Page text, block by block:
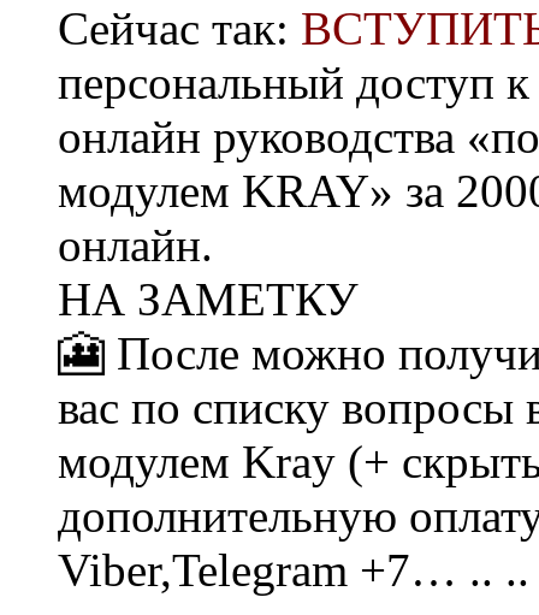
Сейчас так: ВСТУПИТЬ
персональный доступ
онлайн руководства
модулем KRAY» за
онлайн.
НА ЗАМЕТКУ
🎦 После можно
вас по списку вопросы
модулем Kray (+
дополнительную
Viber,Telegram +7… ..